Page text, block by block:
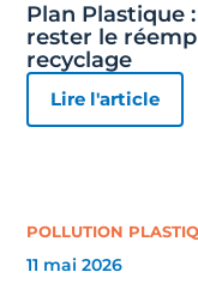
Plan Plastique
rester le
recyclage
Lire l'article
POLLUTION
11 mai 2026